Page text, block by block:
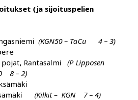
(ja sijoituspelien
(KGN50 – TaCu 4 – 3)
Rantasalmi (P Lipposen
8 – 2)
(Kilkit – KGN 7 – 4)